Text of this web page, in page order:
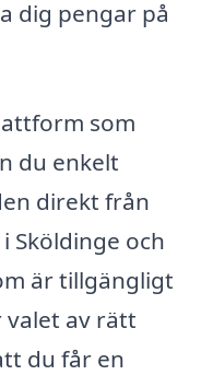
dig pengar på
som
du enkelt
direkt från
Sköldinge och
är tillgängligt
av rätt
du får en